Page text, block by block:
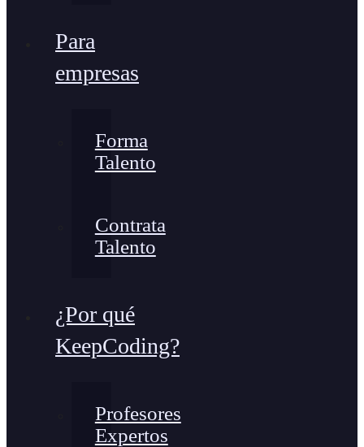
Para
empresas
Forma
Talento
Contrata
Talento
¿Por qué
KeepCoding?
Profesores
Expertos